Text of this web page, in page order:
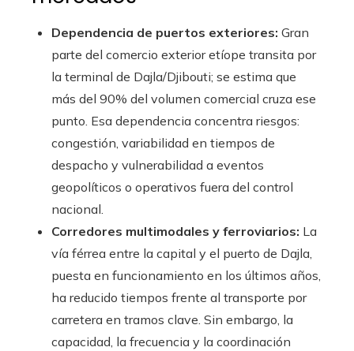
Dependencia de puertos exteriores: Gran
parte del comercio exterior etíope transita por
la terminal de Dajla/Djibouti; se estima que
más del 90% del volumen comercial cruza ese
punto. Esa dependencia concentra riesgos:
congestión, variabilidad en tiempos de
despacho y vulnerabilidad a eventos
geopolíticos o operativos fuera del control
nacional.
Corredores multimodales y ferroviarios: La
vía férrea entre la capital y el puerto de Dajla,
puesta en funcionamiento en los últimos años,
ha reducido tiempos frente al transporte por
carretera en tramos clave. Sin embargo, la
capacidad, la frecuencia y la coordinación